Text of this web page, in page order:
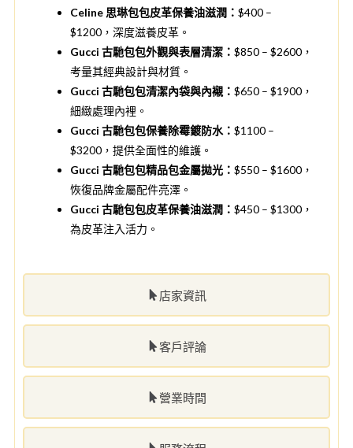
店家資訊
客戶評論
營業時間
Celine 思琳包包皮革保養油滋潤： $400 –
$1200，深度滋養皮革。
Gucci 古馳包包外觀與表層清潔： $850 – $2600，
考量其經典設計與材質。
Gucci 古馳包包清潔內袋與內襯： $650 – $1900，
細緻處理內裡。
Gucci 古馳包包保養除霉鍍防水： $1100 –
$3200，提供全面性的維護。
Gucci 古馳包包精品包金屬拋光： $550 – $1600，
恢復品牌金屬配件亮澤。
Gucci 古馳包包皮革保養油滋潤： $450 – $1300，
為皮革注入活力。